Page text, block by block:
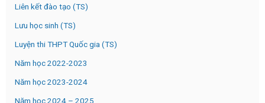
Liên kết đào tạo (TS)
Lưu học sinh (TS)
Luyện thi THPT Quốc gia (TS)
Năm học 2022-2023
Năm học 2023-2024
Năm học 2024 – 2025